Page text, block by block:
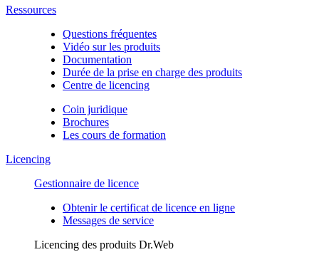
Ressources
Questions fréquentes
Vidéo sur les produits
Documentation
Durée de la prise en charge des produits
Centre de licencing
Coin juridique
Brochures
Les cours de formation
Licencing
Gestionnaire de licence
Obtenir le certificat de licence en ligne
Messages de service
Licencing des produits Dr.Web